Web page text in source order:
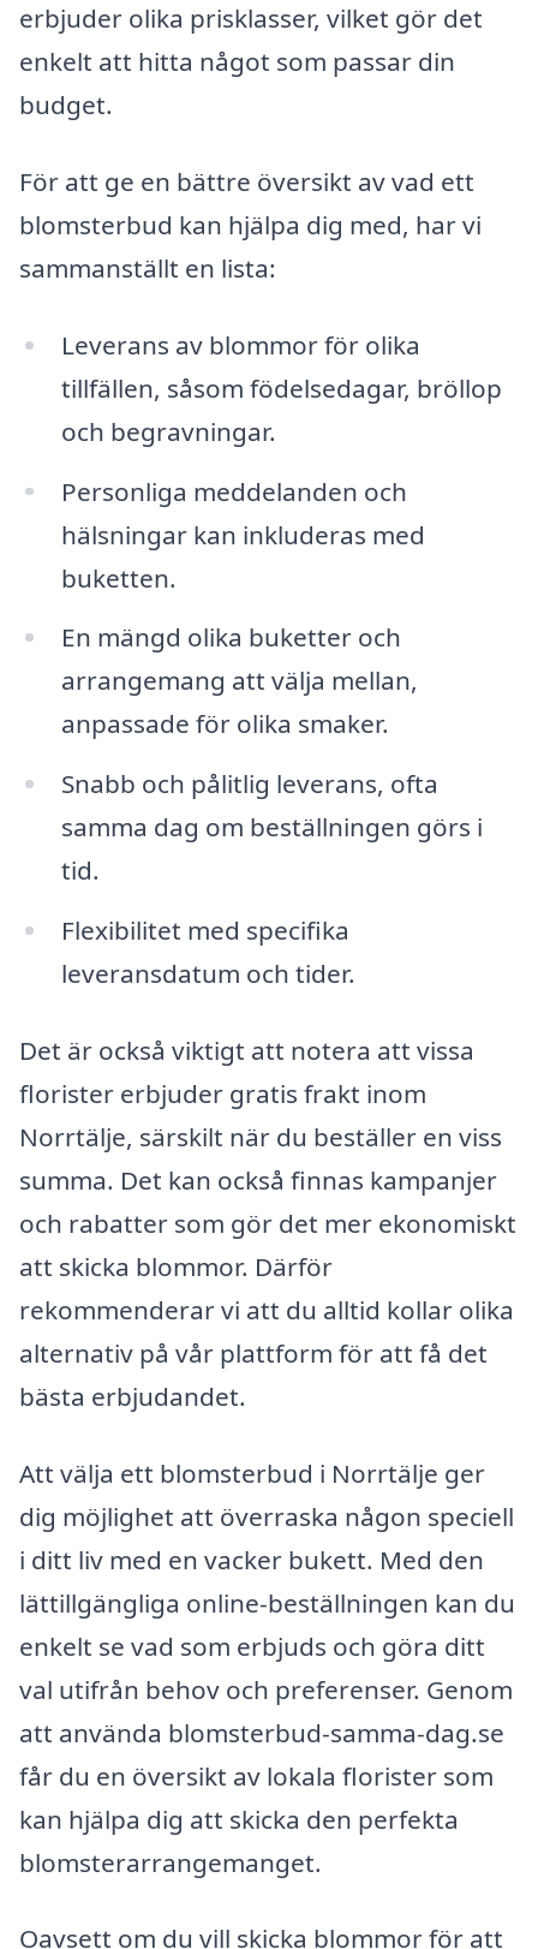
erbjuder olika prisklasser, vilket gör det
enkelt att hitta något som passar din
budget.
För att ge en bättre översikt av vad ett
blomsterbud kan hjälpa dig med, har vi
sammanställt en lista:
Leverans av blommor för olika
tillfällen, såsom födelsedagar, bröllop
och begravningar.
Personliga meddelanden och
hälsningar kan inkluderas med
buketten.
En mängd olika buketter och
arrangemang att välja mellan,
anpassade för olika smaker.
Snabb och pålitlig leverans, ofta
samma dag om beställningen görs i
tid.
Flexibilitet med specifika
leveransdatum och tider.
Det är också viktigt att notera att vissa
florister erbjuder gratis frakt inom
Norrtälje, särskilt när du beställer en viss
summa. Det kan också finnas kampanjer
och rabatter som gör det mer ekonomiskt
att skicka blommor. Därför
rekommenderar vi att du alltid kollar olika
alternativ på vår plattform för att få det
bästa erbjudandet.
Att välja ett blomsterbud i Norrtälje ger
dig möjlighet att överraska någon speciell
i ditt liv med en vacker bukett. Med den
lättillgängliga online-beställningen kan du
enkelt se vad som erbjuds och göra ditt
val utifrån behov och preferenser. Genom
att använda blomsterbud-samma-dag.se
får du en översikt av lokala florister som
kan hjälpa dig att skicka den perfekta
blomsterarrangemanget.
Oavsett om du vill skicka blommor för att